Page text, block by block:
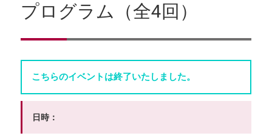
プログラム（全4回）
こちらのイベントは終了いたしました。
日時：